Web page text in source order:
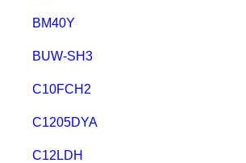
BM40Y
BUW-SH3
C10FCH2
C1205DYA
C12LDH